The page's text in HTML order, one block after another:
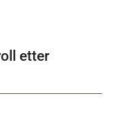
etter